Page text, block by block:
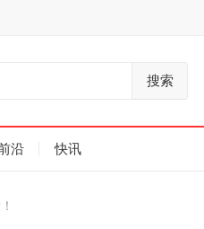
搜索
沿 快讯